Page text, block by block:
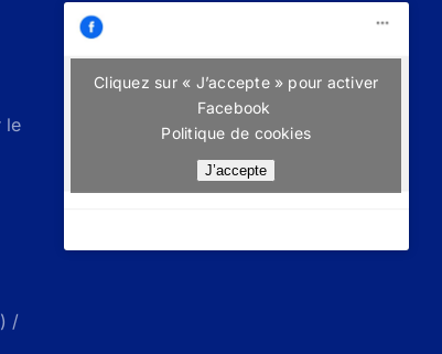
le
/
Cliquez sur « J’accepte » pour activer
Facebook
Politique de cookies
J’accepte